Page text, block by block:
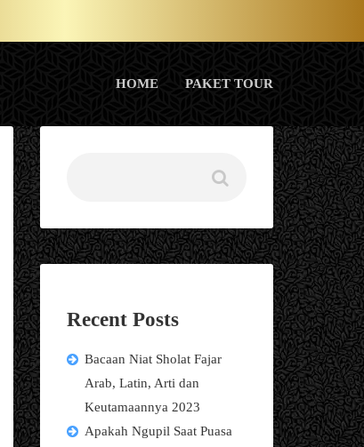
HOME PAKET TOUR
Recent Posts
Bacaan Niat Sholat Fajar
Arab, Latin, Arti dan
Keutamaannya 2023
Apakah Ngupil Saat Puasa